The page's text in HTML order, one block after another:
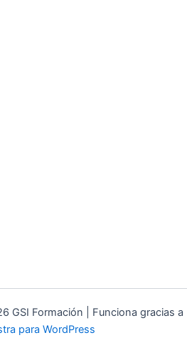
GSI Formación | Funciona gracias a
para WordPress